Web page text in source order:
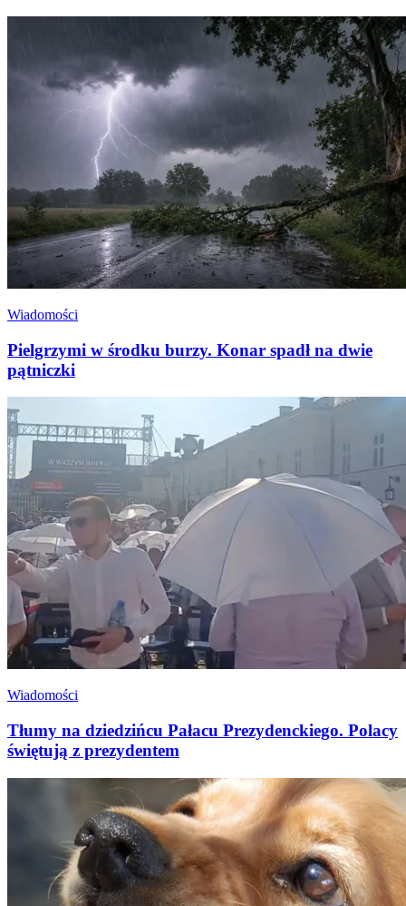
Wiadomości
Pielgrzymi w środku burzy. Konar spadł na dwie
pątniczki
Wiadomości
Tłumy na dziedzińcu Pałacu Prezydenckiego. Polacy
świętują z prezydentem